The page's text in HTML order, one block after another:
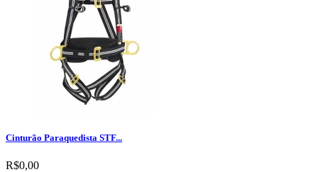
Cinturão Paraquedista STF...
R$0,00